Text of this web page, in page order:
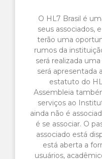
O HL7 Brasil é
seus associados,
terão uma
rumos da
será realizada
será apresentada
estatuto do
Assembleia
serviços ao
ainda não é
é se associar. O
associado está
está aberta a
usuários,